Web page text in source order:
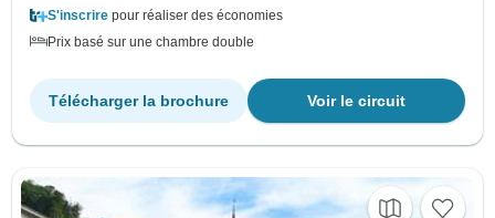
S'inscrire pour réaliser des économies
Prix basé sur une chambre double
Voir le circuit
Télécharger la brochure